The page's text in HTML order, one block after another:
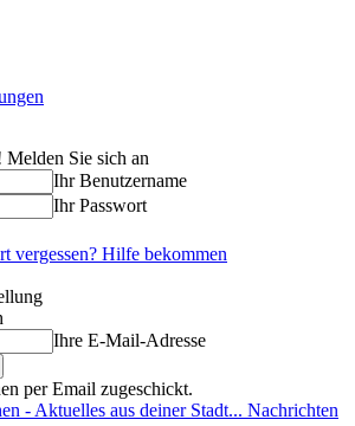
Sie sich an
Ihr Benutzername
Ihr Passwort
vergessen? Hilfe bekommen
Ihre E-Mail-Adresse
per Email zugeschickt.
Nachrichten